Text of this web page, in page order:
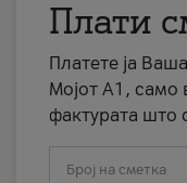
Плати
Платете ја
Мојот А1, само
фактурата што
Број на сметка